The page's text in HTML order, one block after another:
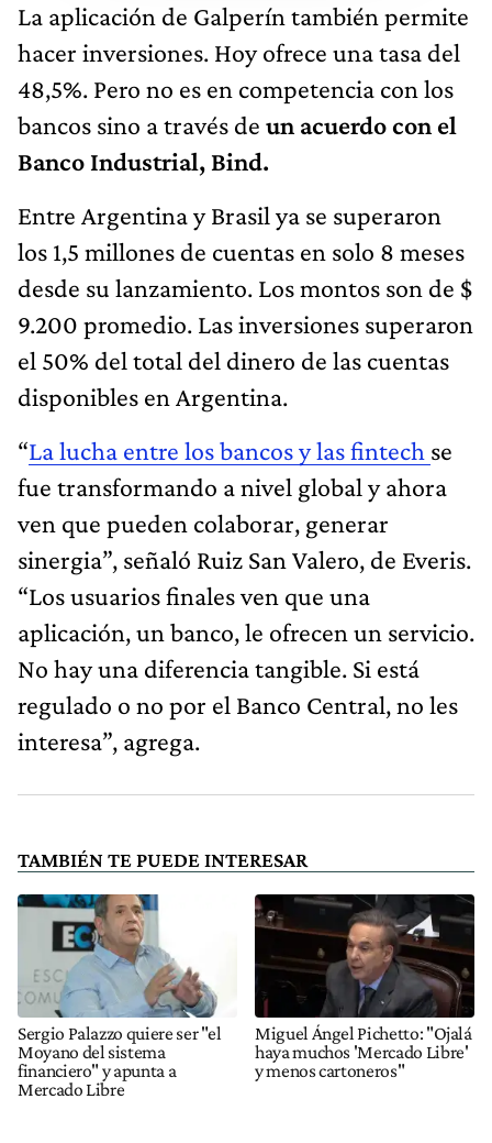
La aplicación de Galperín también permite
hacer inversiones. Hoy ofrece una tasa del
48,5%. Pero no es en competencia con los
bancos sino a través de un acuerdo con el
Banco Industrial, Bind.
Entre Argentina y Brasil ya se superaron
los 1,5 millones de cuentas en solo 8 meses
desde su lanzamiento. Los montos son de $
9.200 promedio. Las inversiones superaron
el 50% del total del dinero de las cuentas
disponibles en Argentina.
“La lucha entre los bancos y las fintech se
fue transformando a nivel global y ahora
ven que pueden colaborar, generar
sinergia”, señaló Ruiz San Valero, de Everis.
“Los usuarios finales ven que una
aplicación, un banco, le ofrecen un servicio.
No hay una diferencia tangible. Si está
regulado o no por el Banco Central, no les
interesa”, agrega.
TAMBIÉN TE PUEDE INTERESAR
Sergio Palazzo quiere ser "el
Moyano del sistema
financiero" y apunta a
Mercado Libre
Miguel Ángel Pichetto: "Ojalá
haya muchos 'Mercado Libre'
y menos cartoneros"